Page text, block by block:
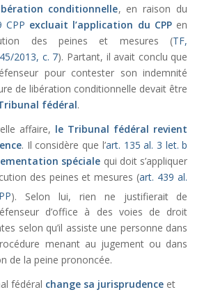
conditionnelle, en raison du
CPP excluait l’application du CPP en
des peines et mesures (TF,
2013, c. 7). Partant, il avait conclu que
pour contester son indemnité
de libération conditionnelle devait être
fédéral.
affaire, le Tribunal fédéral revient
. Il considère que l’art. 135 al. 3 let. b
spéciale qui doit s’appliquer
des peines et mesures (art. 439 al.
). Selon lui, rien ne justifierait de
d’office à des voies de droit
selon qu’il assiste une personne dans
menant au jugement ou dans
de la peine prononcée.
fédéral change sa jurisprudenceet